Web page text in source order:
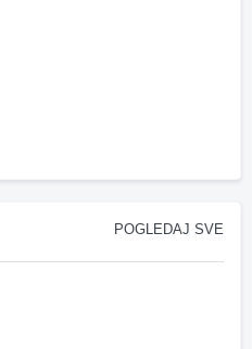
POGLEDAJ SVE